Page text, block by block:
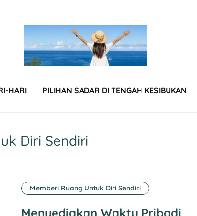
HARI PILIHAN SADAR DI TENGAH KESIBUKAN
Diri Sendiri
Memberi Ruang Untuk Diri Sendiri
Menyediakan Waktu Pribadi